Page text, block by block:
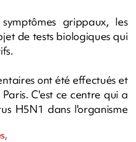
grippaux, les
de tests biologiques qui
ont été effectués et
C'est ce centre qui a
H5N1 dans l'organisme